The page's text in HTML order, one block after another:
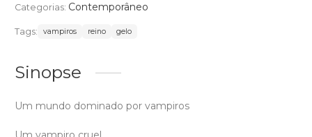
Categorias: Contemporâneo
Tags: vampiros reino gelo
Sinopse
Um mundo dominado por vampiros